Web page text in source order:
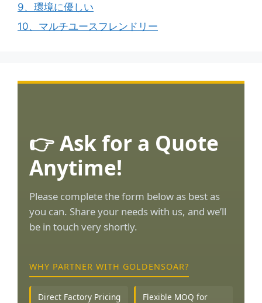
9、環境に優しい
10、マルチユースフレンドリー
👉 Ask for a Quote
Anytime!
Please complete the form below as best as
you can. Share your needs with us, and we’ll
be in touch very shortly.
WHY PARTNER WITH GOLDENSOAR?
Direct Factory Pricing
Flexible MOQ for